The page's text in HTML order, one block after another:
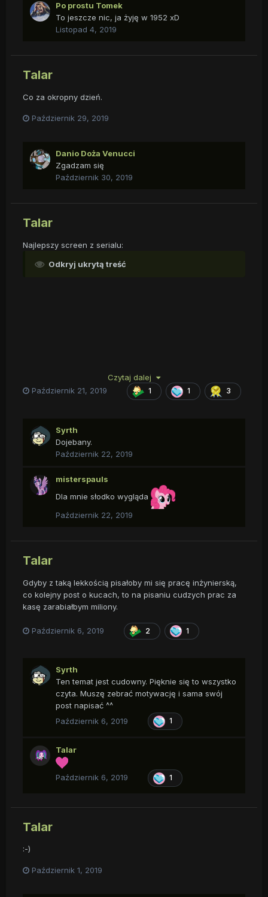
Po prostu Tomek
To jeszcze nic, ja żyję w 1952 xD
Listopad 4, 2019
Talar
Co za okropny dzień.
Październik 29, 2019
Danio Doża Venucci
Zgadzam się
Październik 30, 2019
Talar
Najlepszy screen z serialu:
Odkryj ukrytą treść
Czytaj dalej
Październik 21, 2019
1 1 3
Syrth
Dojebany.
Październik 22, 2019
misterspauls
Dla mnie słodko wygląda
Październik 22, 2019
Talar
Gdyby z taką lekkością pisałoby mi się pracę inżynierską,
co kolejny post o kucach, to na pisaniu cudzych prac za
kasę zarabiałbym miliony.
Październik 6, 2019 2 1
Syrth
Ten temat jest cudowny. Pięknie się to wszystko
czyta. Muszę zebrać motywację i sama swój
post napisać ^^
Październik 6, 2019
1
Talar
Październik 6, 2019 1
Talar
:-)
Październik 1, 2019